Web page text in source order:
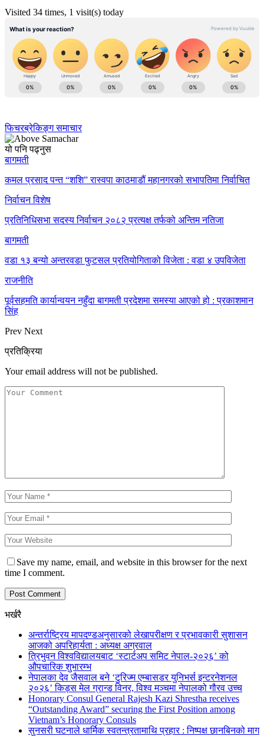
Visited 34 times, 1 visit(s) today
फिचरब्रेकिङ्ग समाचार
यो पनि पढ्नुस
बागमती
कमल प्रसाद पन्त “शशि” रास्वपा काठमाडौं महानगरको सभापतिमा निर्वाचित
निर्वाचन विशेष
प्रतिनिधिसभा सदस्य निर्वाचन २०८२ प्रत्यक्ष तर्फको अन्तिम नतिजा
बागमती
वडा १३ बन्यो अन्तरवडा फुटसल प्रतियोगिताको विजेता : वडा ४ उपविजेता
राजनीति
पूर्वसहमति कार्यान्वयन नहुँदा बागमती प्रदेशमा समस्या आएको हो : प्रकाशमान
सिंह
Prev Next
प्रतिक्रिया
Your email address will not be published.
Save my name, email, and website in this browser for the next
time I comment.
भर्खरै
अन्तर्राष्ट्रिय मापदण्डअनुसारको लेखापरीक्षण र प्रभावकारी सुशासन
आजको अपरिहार्यता : अध्यक्ष अग्रवाल
त्रिभुवन विश्वविद्यालयबाट ‘स्टार्टअप समिट नेपाल-२०२६’ को
औपचारिक शुभारम्भ
नेपालका देव जैसवाल बने ‘टुरिज्म एम्बासडर युनिभर्स इन्टरनेशनल
२०२६’ किड्स मेल ग्रान्ड विनर, विश्व मञ्चमा नेपालको गौरव उच्च
Honorary Consul General Rajesh Kazi Shrestha receives
“Outstanding Award” securing the First Position among
Vietnam’s Honorary Consuls
सुनसरी घटनाले धार्मिक स्वतन्त्रतामाथि प्रहार : निष्पक्ष छानबिनको माग